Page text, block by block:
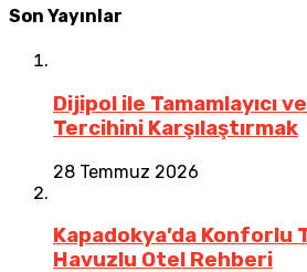
Son Yayınlar
Dijipol ile Tamamlayıcı
Tercihini Karşılaştırmak
28 Temmuz 2026
Kapadokya’da Konforlu
Havuzlu Otel Rehberi